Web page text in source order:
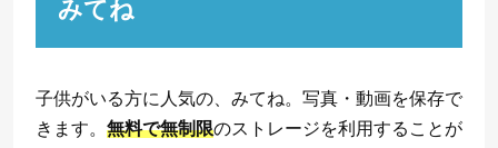
みてね
子供がいる方に人気の、みてね。写真・動画を保存で
きます。 無料で無制限のストレージを利用することが